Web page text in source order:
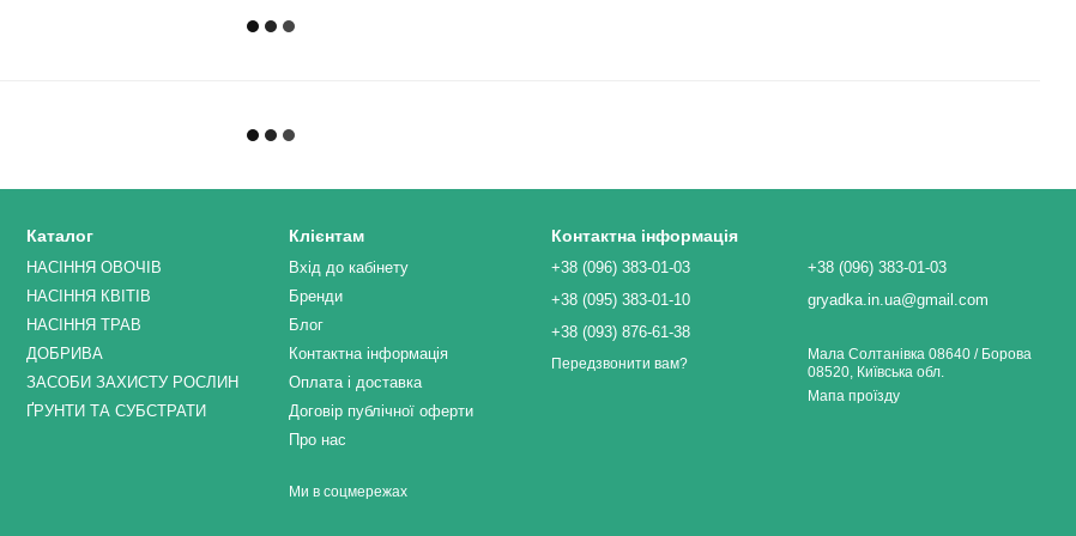
Каталог
НАСІННЯ ОВОЧІВ
НАСІННЯ КВІТІВ
НАСІННЯ ТРАВ
ДОБРИВА
ЗАСОБИ ЗАХИСТУ РОСЛИН
ҐРУНТИ ТА СУБСТРАТИ
Клієнтам
Вхід до кабінету
Бренди
Блог
Контактна інформація
Оплата і доставка
Договір публічної оферти
Про нас
Ми в соцмережах
Контактна інформація
+38 (096) 383-01-03
+38 (095) 383-01-10
+38 (093) 876-61-38
Передзвонити вам?
+38 (096) 383-01-03
gryadka.in.ua@gmail.com
Мала Солтанівка 08640 / Борова
08520, Київська обл.
Мапа проїзду